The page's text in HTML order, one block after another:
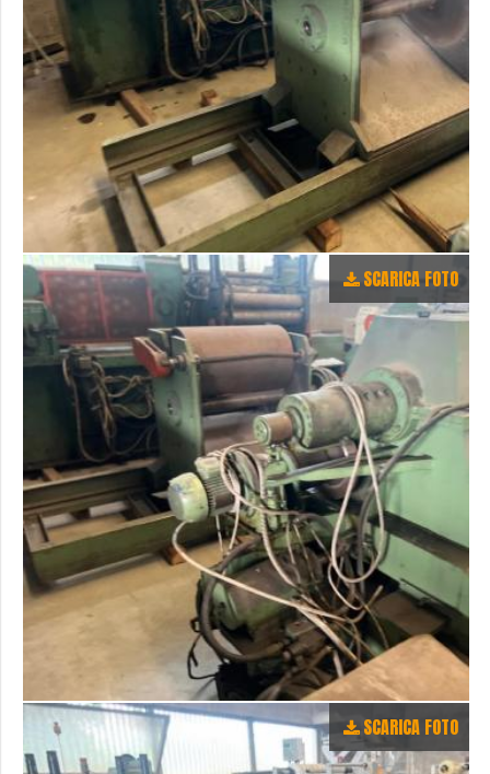
SCARICA FOTO
SCARICA FOTO